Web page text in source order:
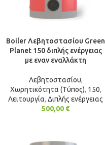
Boiler Λεβητοστασίου Green
Planet 150 διπλής ενέργειας
με εναν εναλλάκτη
Λεβητοστασίου,
Χωρητικότητα (Τύπος), 150,
Λειτουργία, Διπλής ενέργειας
500,00 €